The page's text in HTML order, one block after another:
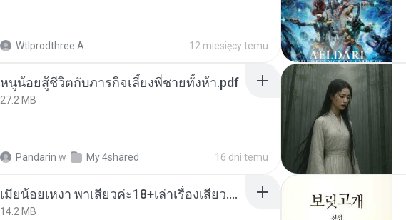
Wtlprodthree A. 12 miesięcy temu
หนูน้อยสู้ชีวิตกับภารกิจเลี้ยงพี่ชายทั้งห้า.pdf
27.2 MB
Pandarin w My 4shared 16 dni temu
เมียน้อยเหงา พาเสียวค่ะ18+เล่าเรื่องเสียว.mp3
14.2 MB